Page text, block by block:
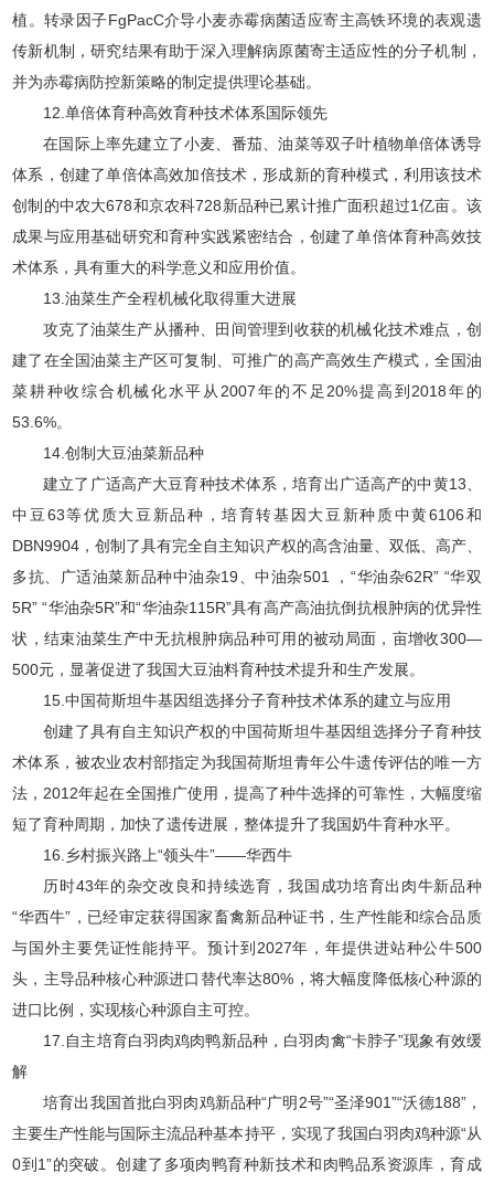
植。转录因子FgPacC介导小麦赤霉病菌适应寄主高铁环境的表观遗
传新机制，研究结果有助于深入理解病原菌寄主适应性的分子机制，
并为赤霉病防控新策略的制定提供理论基础。
12.单倍体育种高效育种技术体系国际领先
在国际上率先建立了小麦、番茄、油菜等双子叶植物单倍体诱导
体系，创建了单倍体高效加倍技术，形成新的育种模式，利用该技术
创制的中农大678和京农科728新品种已累计推广面积超过1亿亩。该
成果与应用基础研究和育种实践紧密结合，创建了单倍体育种高效技
术体系，具有重大的科学意义和应用价值。
13.油菜生产全程机械化取得重大进展
攻克了油菜生产从播种、田间管理到收获的机械化技术难点，创
建了在全国油菜主产区可复制、可推广的高产高效生产模式，全国油
菜耕种收综合机械化水平从2007年的不足20%提高到2018年的
53.6%。
14.创制大豆油菜新品种
建立了广适高产大豆育种技术体系，培育出广适高产的中黄13、
中豆63等优质大豆新品种，培育转基因大豆新种质中黄6106和
DBN9904，创制了具有完全自主知识产权的高含油量、双低、高产、
多抗、广适油菜新品种中油杂19、中油杂501 ，“华油杂62R” “华双
5R” “华油杂5R”和“华油杂115R”具有高产高油抗倒抗根肿病的优异性
状，结束油菜生产中无抗根肿病品种可用的被动局面，亩增收300—
500元，显著促进了我国大豆油料育种技术提升和生产发展。
15.中国荷斯坦牛基因组选择分子育种技术体系的建立与应用
创建了具有自主知识产权的中国荷斯坦牛基因组选择分子育种技
术体系，被农业农村部指定为我国荷斯坦青年公牛遗传评估的唯一方
法，2012年起在全国推广使用，提高了种牛选择的可靠性，大幅度缩
短了育种周期，加快了遗传进展，整体提升了我国奶牛育种水平。
16.乡村振兴路上“领头牛”——华西牛
历时43年的杂交改良和持续选育，我国成功培育出肉牛新品种
“华西牛”，已经审定获得国家畜禽新品种证书，生产性能和综合品质
与国外主要凭证性能持平。预计到2027年，年提供进站种公牛500
头，主导品种核心种源进口替代率达80%，将大幅度降低核心种源的
进口比例，实现核心种源自主可控。
17.自主培育白羽肉鸡肉鸭新品种，白羽肉禽“卡脖子”现象有效缓
解
培育出我国首批白羽肉鸡新品种“广明2号”“圣泽901”“沃德188”，
主要生产性能与国际主流品种基本持平，实现了我国白羽肉鸡种源“从
0到1”的突破。创建了多项肉鸭育种新技术和肉鸭品系资源库，育成